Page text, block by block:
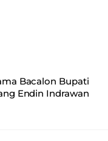
Bacalon Bupati
Endin Indrawan